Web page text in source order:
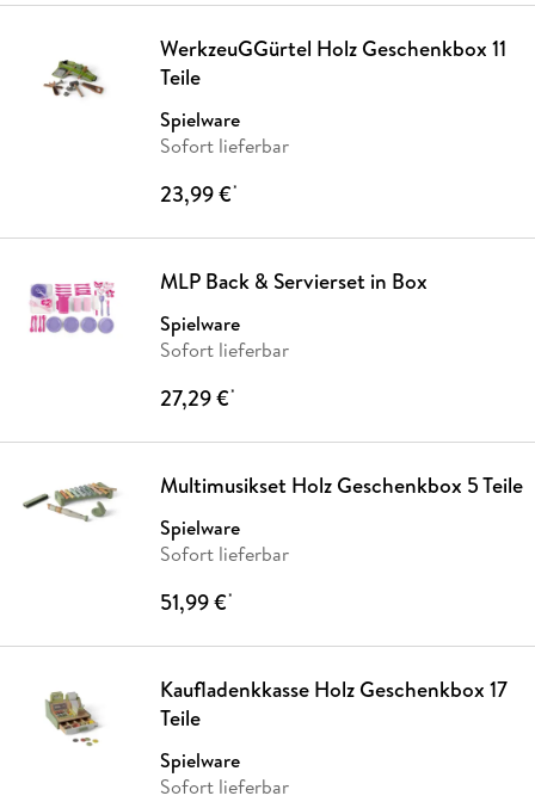
WerkzeuGGürtel Holz Geschenkbox 11
Teile
Spielware
Sofort lieferbar
23,99 €*
MLP Back & Servierset in Box
Spielware
Sofort lieferbar
27,29 €*
Multimusikset Holz Geschenkbox 5 Teile
Spielware
Sofort lieferbar
51,99 €*
Kaufladenkkasse Holz Geschenkbox 17
Teile
Spielware
Sofort lieferbar